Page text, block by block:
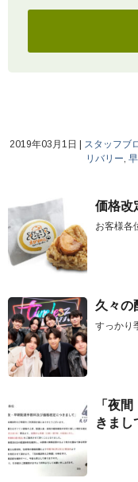
2019年03月1日 スタッフブ
リバリー,
価格改
お客様各
久々の
すっかり
「夜
きまし